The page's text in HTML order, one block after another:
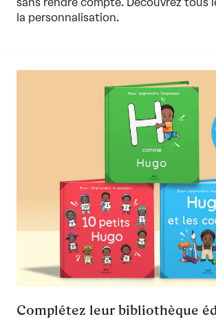
sans rendre compte. Découvrez tous
la personnalisation.
Complétez leur bibliothèque